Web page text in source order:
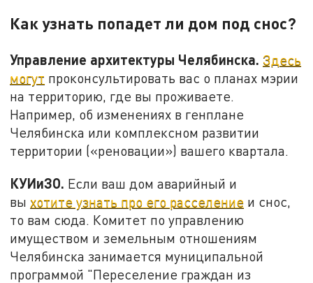
Как узнать попадет ли дом под снос?
Управление архитектуры Челябинска. Здесь
могут проконсультировать вас о планах мэрии
на территорию, где вы проживаете.
Например, об изменениях в генплане
Челябинска или комплексном развитии
территории («реновации») вашего квартала.
КУИиЗО. Если ваш дом аварийный и
вы хотите узнать про его расселение и снос,
то вам сюда. Комитет по управлению
имуществом и земельным отношениям
Челябинска занимается муниципальной
программой "Переселение граждан из